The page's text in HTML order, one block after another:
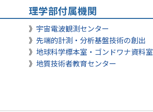
理学部付属機関
宇宙電波観測センター
先端的計測・分析基盤技術の創出
地球科学標本室・ゴンドワナ資料室
地質技術者教育センター